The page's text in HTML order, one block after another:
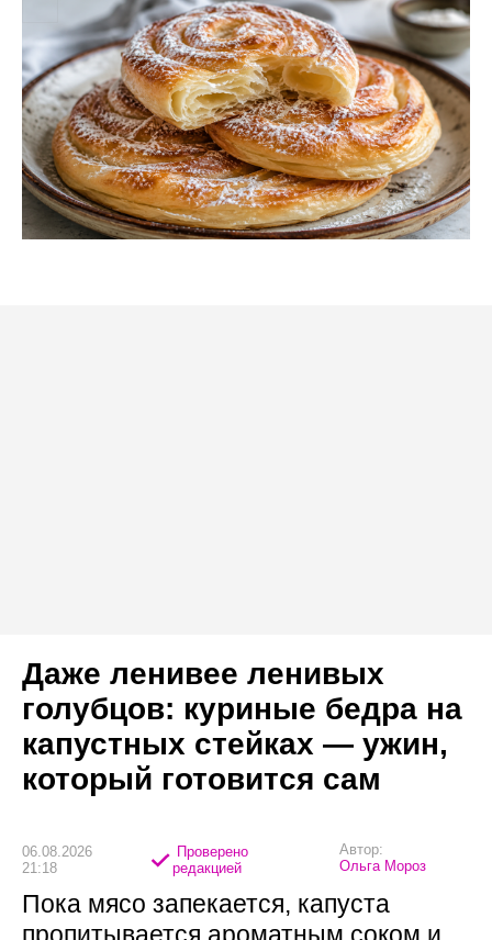
Даже ленивее ленивых
голубцов: куриные бедра на
капустных стейках — ужин,
который готовится сам
06.08.2026
21:18
Проверено
редакцией
Автор:
Ольга Мороз
Пока мясо запекается, капуста